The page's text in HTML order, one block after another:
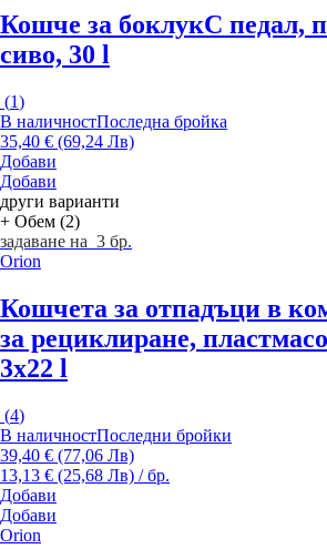
Кошче за боклукС педал,
сиво, 30 l
(1)
В наличностПоследна бройка
35,40 € (69,24 Лв)
Добави
Добави
други варианти
+ Обем (2)
задаване на 3 бр.
Orion
Кошчета за отпадъци в
за рециклиране,
3x22 l
(4)
В наличностПоследни бройки
39,40 € (77,06 Лв)
13,13 € (25,68 Лв) / бр.
Добави
Добави
Orion